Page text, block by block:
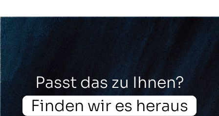
Passt das zu Ihnen?
Finden wir es heraus